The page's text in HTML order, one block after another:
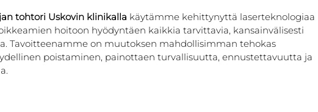
tohtori Uskovin klinikalla käytämme kehittynyttä laserteknologiaa
hoitoon hyödyntäen kaikkia tarvittavia, kansainvälisesti
Tavoitteenamme on muutoksen mahdollisimman tehokas
poistaminen, painottaen turvallisuutta, ennustettavuutta ja